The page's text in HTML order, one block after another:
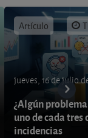
Artículo
jueves, 16 de julio
¿Algún problema
uno de cada
incidencias